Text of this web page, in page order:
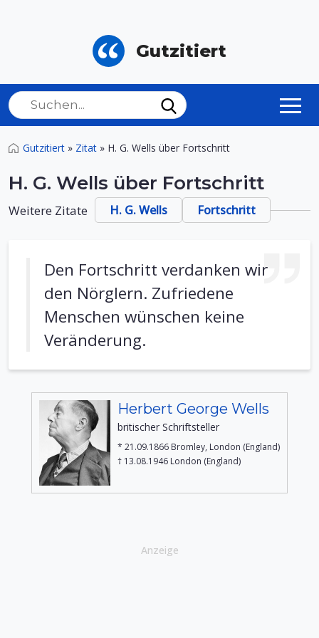
Gutzitiert
Gutzitiert » Zitat » H. G. Wells über Fortschritt
H. G. Wells über Fortschritt
Weitere Zitate H. G. Wells Fortschritt
Den Fortschritt verdanken wir
den Nörglern. Zufriedene
Menschen wünschen keine
Veränderung.
Herbert George Wells
britischer Schriftsteller
* 21.09.1866 Bromley, London (England)
† 13.08.1946 London (England)
Anzeige